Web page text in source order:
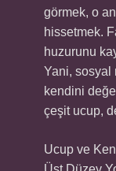
görmek, o
hissetmek.
huzurunu
Yani, sosyal
kendini
çeşit ucup,
Ucup ve